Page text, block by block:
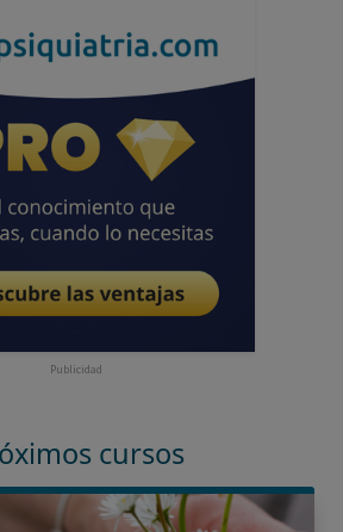
Publicidad
cursos